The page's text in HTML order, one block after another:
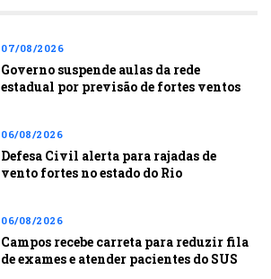
07/08/2026
Governo suspende aulas da rede
estadual por previsão de fortes ventos
06/08/2026
Defesa Civil alerta para rajadas de
vento fortes no estado do Rio
06/08/2026
Campos recebe carreta para reduzir fila
de exames e atender pacientes do SUS